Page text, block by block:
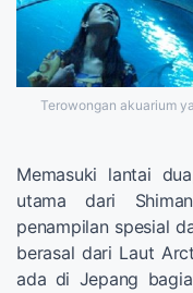
Terowongan akuarium
Memasuki lantai
utama dari
penampilan spesial
berasal dari Laut
ada di Jepang